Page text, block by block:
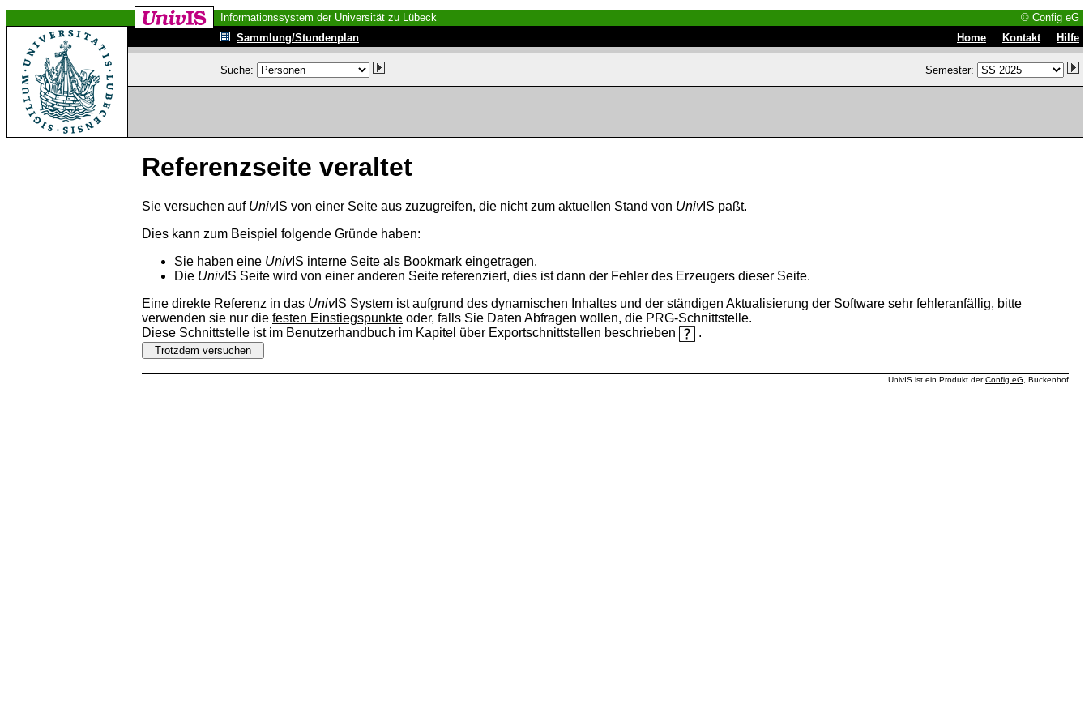
Informationssystem der Universität zu Lübeck
© Config eG
Sammlung/Stundenplan
Home Kontakt Hilfe
Suche: Semester:
Referenzseite veraltet
Sie versuchen auf UnivIS von einer Seite aus zuzugreifen, die nicht zum aktuellen Stand von UnivIS paßt.
Dies kann zum Beispiel folgende Gründe haben:
Sie haben eine UnivIS interne Seite als Bookmark eingetragen.
Die UnivIS Seite wird von einer anderen Seite referenziert, dies ist dann der Fehler des Erzeugers dieser Seite.
Eine direkte Referenz in das UnivIS System ist aufgrund des dynamischen Inhaltes und der ständigen Aktualisierung der Software sehr fehleranfällig, bitte
verwenden sie nur die festen Einstiegspunkte oder, falls Sie Daten Abfragen wollen, die PRG-Schnittstelle.
Diese Schnittstelle ist im Benutzerhandbuch im Kapitel über Exportschnittstellen beschrieben
.
UnivIS ist ein Produkt derConfig eG , Buckenhof